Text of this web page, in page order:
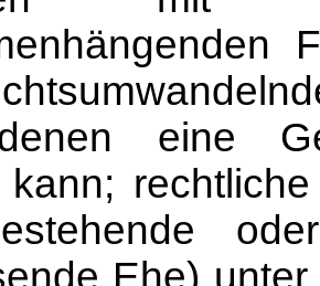
eine
kann;
Ehe)